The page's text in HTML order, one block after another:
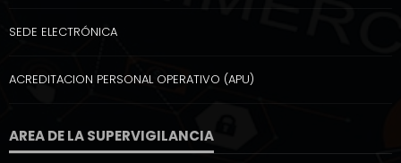
SEDE ELECTRÓNICA
ACREDITACION PERSONAL OPERATIVO (APU)
AREA DE LA SUPERVIGILANCIA